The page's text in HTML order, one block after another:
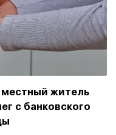
житель
с банковского